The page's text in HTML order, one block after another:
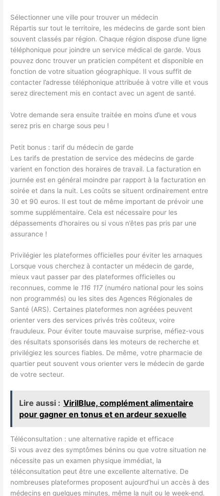
Sélectionner une ville pour trouver un médecin
Répartis sur tout le territoire, les médecins de garde sont bien
souvent classés par région. Chaque région dispose d’une ligne
téléphonique pour joindre un service médical de garde. Vous
pouvez donc trouver un praticien compétent et disponible en
fonction de votre situation géographique. Il vous suffit de
contacter l’adresse téléphonique attribuée à votre ville et vous
serez directement mis en contact avec un agent de santé.
Votre demande sera ensuite traitée en moins d’une et vous
serez pris en charge sous peu !
Petit bonus : tarif du médecin de garde
Les tarifs de prestation de service des médecins de garde
varient en fonction des horaires de travail. La facturation en
journée est en général moindre par rapport à la facturation en
soirée et dans la nuit. Les coûts se situent ordinairement entre
30 et 90 euros. Il est tout de même important de prévoir une
somme supplémentaire. Cela est nécessaire pour les
dépassements d’horaires ou si vous n’êtes pas pris par une
assurance !
Privilégier les plateformes officielles pour éviter les arnaques
Lorsque vous cherchez à contacter un médecin de garde,
mieux vaut passer par des plateformes officielles ou
reconnues, comme le 116 117 (numéro national pour les soins
non programmés) ou les sites des Agences Régionales de
Santé (ARS). Certaines plateformes non agréées peuvent
orienter vers des services privés très coûteux, voire
frauduleux. Pour éviter toute mauvaise surprise, méfiez-vous
des résultats sponsorisés dans les moteurs de recherche et
privilégiez les sources fiables. De même, votre pharmacie de
quartier peut souvent vous orienter vers le médecin de garde
de votre secteur.
Lire aussi : VirilBlue, complément alimentaire
pour gagner en tonus et en ardeur sexuelle
Téléconsultation : une alternative rapide et efficace
Si vous avez des symptômes bénins ou que votre situation ne
nécessite pas un examen physique immédiat, la
téléconsultation peut être une excellente alternative. De
nombreuses plateformes proposent aujourd’hui un accès à des
médecins en quelques minutes, même la nuit ou le week-end.